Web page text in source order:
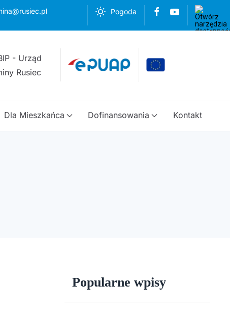
Pogoda
Dla Mieszkańca Dofinansowania Kontakt
Popularne wpisy